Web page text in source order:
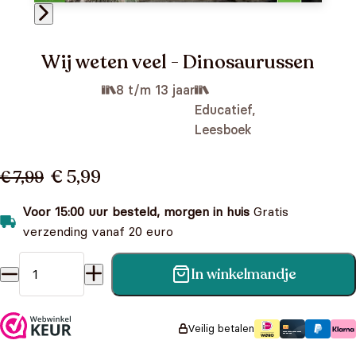
Wij weten veel - Dinosaurussen
8 t/m 13 jaar
Educatief,
Leesboek
€ 7,99 € 5,99
Voor 15:00 uur besteld, morgen in huis Gratis
verzending vanaf 20 euro
Wij weten veel - Dinosaurussen aantalIn winkelmandje
Veilig betalen